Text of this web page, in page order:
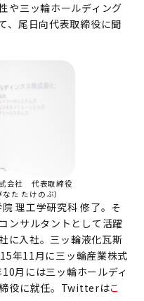
や三ッ輪ホールディング
、尾日向代表取締役に聞
会社 代表取締役
た たけのぶ）
理工学研究科 修了。そ
ンサルタントとして活躍
に入社。三ッ輪液化瓦斯
年11月に三ッ輪産業株式
月には三ッ輪ホールディ
役に就任。Twitterはこ